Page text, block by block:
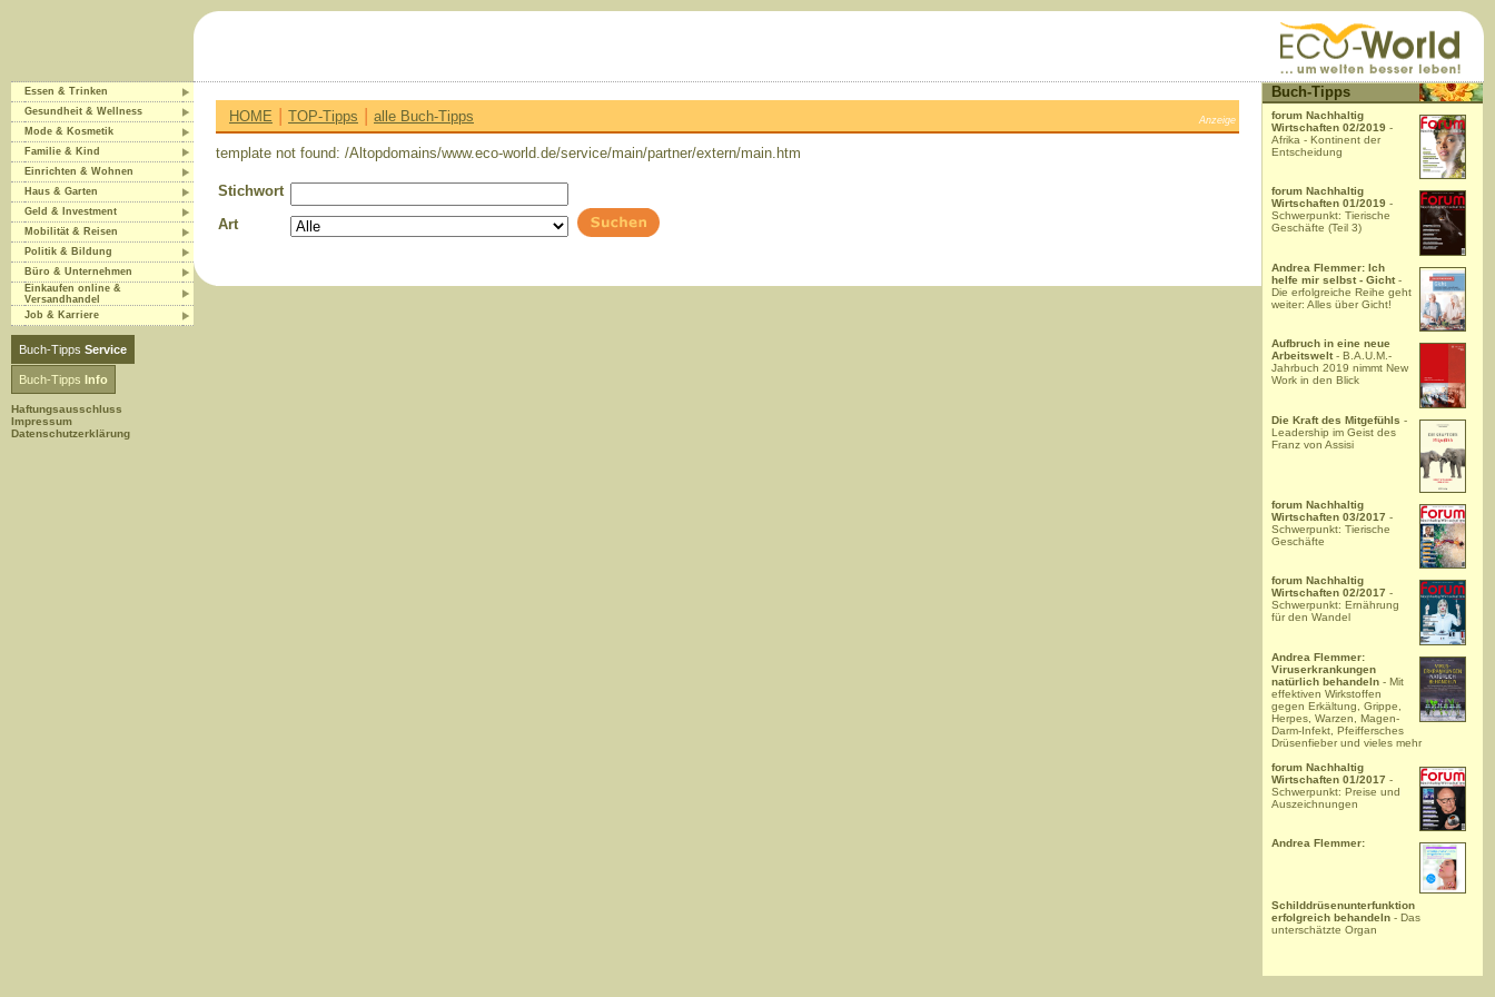
Essen & Trinken
Gesundheit & Wellness
Mode & Kosmetik
Familie & Kind
Einrichten & Wohnen
Haus & Garten
Geld & Investment
Mobilität & Reisen
Politik & Bildung
Büro & Unternehmen
Einkaufen online &
Versandhandel
Job & Karriere
Buch-Tipps Service
Buch-Tipps Info
Haftungsausschluss
Impressum
Datenschutzerklärung
HOME | TOP-Tipps | alle Buch-Tipps Anzeige
template not found: /Altopdomains/www.eco-world.de/service/main/partner/extern/main.htm
Stichwort
Art
Buch-Tipps
forum Nachhaltig
Wirtschaften 02/2019 -
Afrika - Kontinent der
Entscheidung
forum Nachhaltig
Wirtschaften 01/2019 -
Schwerpunkt: Tierische
Geschäfte (Teil 3)
Andrea Flemmer: Ich
helfe mir selbst - Gicht -
Die erfolgreiche Reihe geht
weiter: Alles über Gicht!
Aufbruch in eine neue
Arbeitswelt - B.A.U.M.-
Jahrbuch 2019 nimmt New
Work in den Blick
Die Kraft des Mitgefühls -
Leadership im Geist des
Franz von Assisi
forum Nachhaltig
Wirtschaften 03/2017 -
Schwerpunkt: Tierische
Geschäfte
forum Nachhaltig
Wirtschaften 02/2017 -
Schwerpunkt: Ernährung
für den Wandel
Andrea Flemmer:
Viruserkrankungen
natürlich behandeln - Mit
effektiven Wirkstoffen
gegen Erkältung, Grippe,
Herpes, Warzen, Magen-
Darm-Infekt, Pfeiffersches
Drüsenfieber und vieles mehr
forum Nachhaltig
Wirtschaften 01/2017 -
Schwerpunkt: Preise und
Auszeichnungen
Andrea Flemmer:
Schilddrüsenunterfunktion
erfolgreich behandeln - Das
unterschätzte Organ